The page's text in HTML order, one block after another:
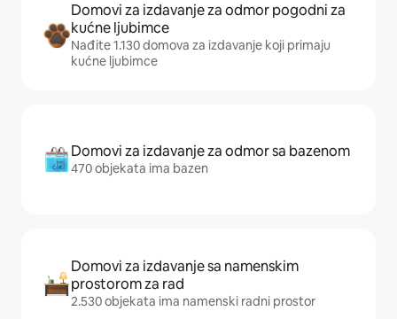
Domovi za izdavanje za odmor pogodni za
kućne ljubimce
Nađite 1.130 domova za izdavanje koji primaju
kućne ljubimce
Domovi za izdavanje za odmor sa bazenom
470 objekata ima bazen
Domovi za izdavanje sa namenskim
prostorom za rad
2.530 objekata ima namenski radni prostor